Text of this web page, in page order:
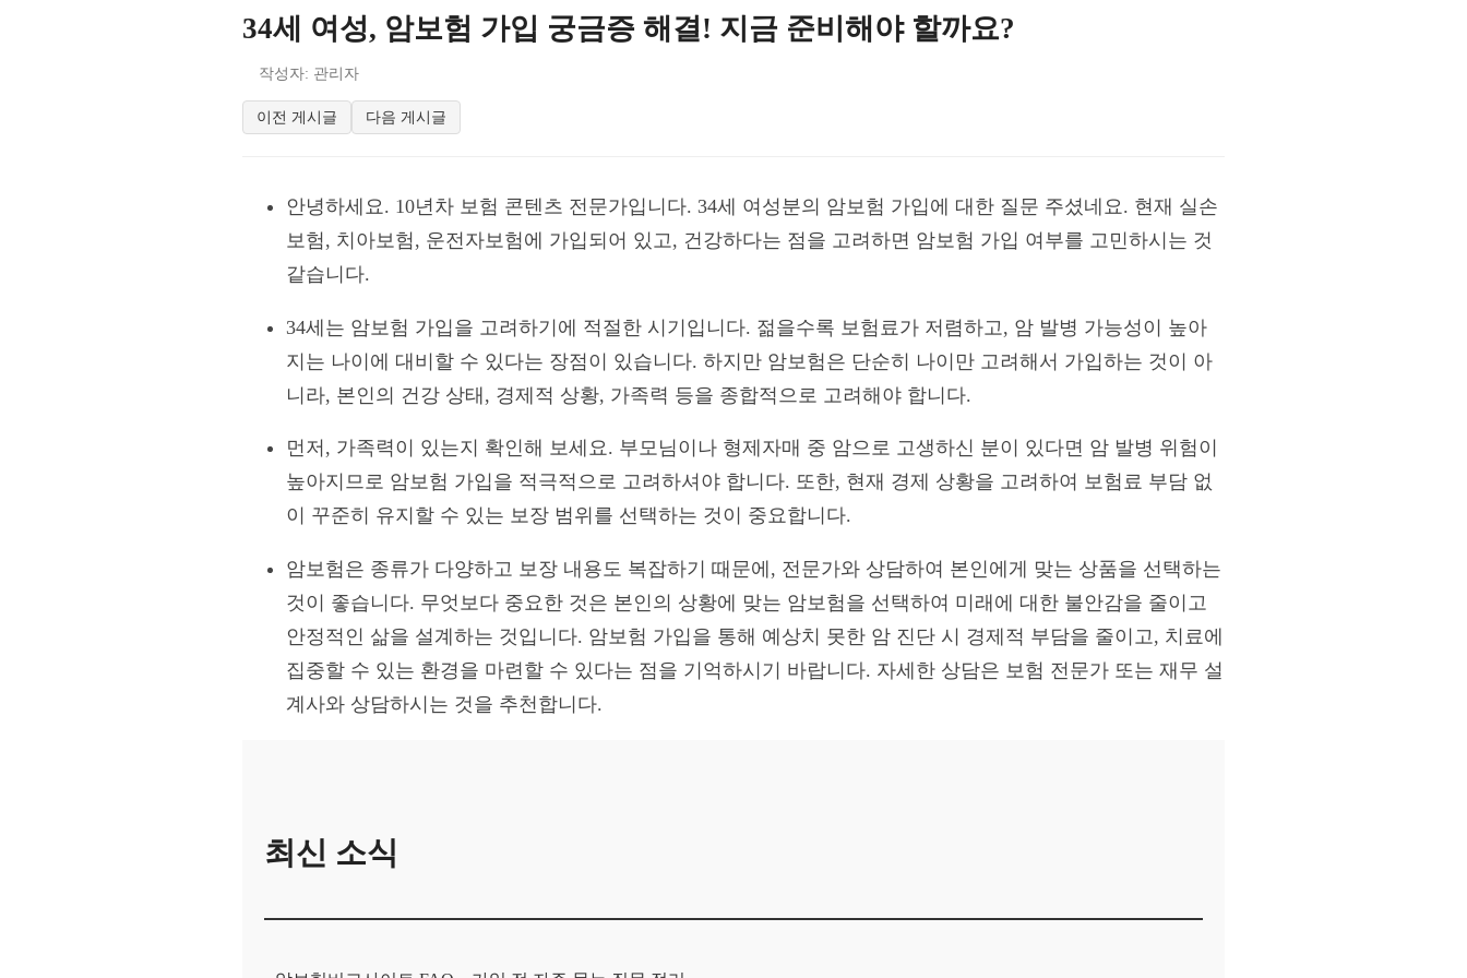
34세 여성, 암보험 가입 궁금증 해결! 지금 준비해야 할까요?
작성자: 관리자
이전 게시글 다음 게시글
안녕하세요. 10년차 보험 콘텐츠 전문가입니다. 34세 여성분의 암보험 가입에 대한 질문 주셨네요. 현재 실손
보험, 치아보험, 운전자보험에 가입되어 있고, 건강하다는 점을 고려하면 암보험 가입 여부를 고민하시는 것
같습니다.
34세는 암보험 가입을 고려하기에 적절한 시기입니다. 젊을수록 보험료가 저렴하고, 암 발병 가능성이 높아
지는 나이에 대비할 수 있다는 장점이 있습니다. 하지만 암보험은 단순히 나이만 고려해서 가입하는 것이 아
니라, 본인의 건강 상태, 경제적 상황, 가족력 등을 종합적으로 고려해야 합니다.
먼저, 가족력이 있는지 확인해 보세요. 부모님이나 형제자매 중 암으로 고생하신 분이 있다면 암 발병 위험이
높아지므로 암보험 가입을 적극적으로 고려하셔야 합니다. 또한, 현재 경제 상황을 고려하여 보험료 부담 없
이 꾸준히 유지할 수 있는 보장 범위를 선택하는 것이 중요합니다.
암보험은 종류가 다양하고 보장 내용도 복잡하기 때문에, 전문가와 상담하여 본인에게 맞는 상품을 선택하는
것이 좋습니다. 무엇보다 중요한 것은 본인의 상황에 맞는 암보험을 선택하여 미래에 대한 불안감을 줄이고
안정적인 삶을 설계하는 것입니다. 암보험 가입을 통해 예상치 못한 암 진단 시 경제적 부담을 줄이고, 치료에
집중할 수 있는 환경을 마련할 수 있다는 점을 기억하시기 바랍니다. 자세한 상담은 보험 전문가 또는 재무 설
계사와 상담하시는 것을 추천합니다.
최신 소식